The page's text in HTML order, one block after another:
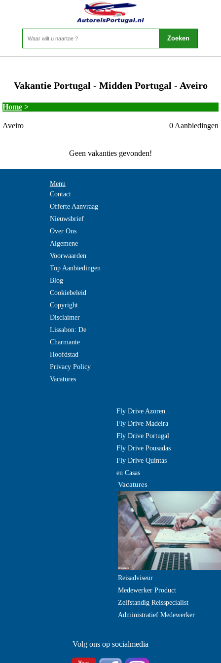
Vakantie Portugal - Midden Portugal - Aveiro
Home >
Aveiro 0 Aanbiedingen
Geen vakanties gevonden!
Menu
Contact
Offerte Aanvraag
Nieuwsbrief
Over Ons
Algemene
Voorwaarden
Top Aanbiedingen
Blog
Cookiebeleid
Copyright
Disclaimer
Lissabon: De
Charmante
Hoofdstad
Privacy Policy
Vacatures
Fly Drive Azoren
Fly Drive Madeira
Fly Drive Portugal
Fly Drive Pousadas
Fly Drive Quintas
en Casas
Vacatures
Reisadviseur
Medewerker Product
Zelfstandig Reisspecialist
Administratief Medewerker
Volg ons op socialmedia